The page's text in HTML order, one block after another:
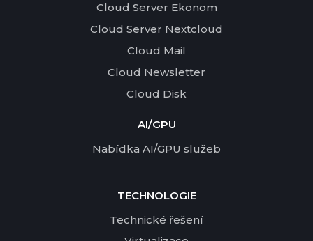
Cloud Server Ekonom
Cloud Server Nextcloud
Cloud Mail
Cloud Newsletter
Cloud Disk
AI/GPU
Nabídka AI/GPU služeb
TECHNOLOGIE
Technické řešení